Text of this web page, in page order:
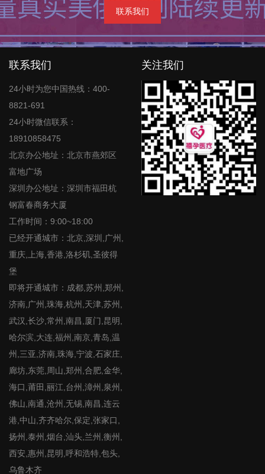
联系我们
联系我们
24小时为您中国热线：400-
8821-691
24小时微信联系：
18910858475
北京办公地址：北京市燕郊区
富地广场
深圳办公地址：深圳市福田杭
钢富春商务大厦
工作时间：9:00~18:00
已经开通城市：北京,深圳,广州,
重庆,上海,香港,洛杉矶,圣彼得
堡
即将开通城市：成都,苏州,郑州,
济南,广州,珠海,杭州,天津,苏州,
武汉,长沙,常州,南昌,厦门,昆明,
哈尔滨,大连,福州,南京,青岛,温
州,三亚,济南,珠海,宁波,石家庄,
廊坊,东莞,周山,郑州,合肥,金华,
海口,莆田,丽江,台州,漳州,泉州,
佛山,南通,沧州,无锡,南昌,连云
港,中山,齐齐哈尔,保定,张家口,
扬州,泰州,烟台,汕头,兰州,衡州,
西安,惠州,昆明,呼和浩特,包头,
乌鲁木齐
关注我们